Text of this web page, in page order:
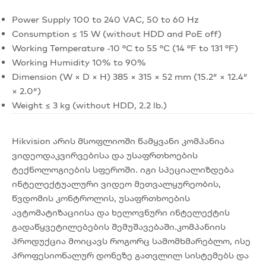
Power Supply 100 to 240 VAC, 50 to 60 Hz
Consumption ≤ 15 W (without HDD and PoE off)
Working Temperature -10 °C to 55 °C (14 °F to 131 °F)
Working Humidity 10% to 90%
Dimension (W × D × H) 385 × 315 × 52 mm (15.2″ × 12.4″
× 2.0″)
Weight ≤ 3 kg (without HDD, 2.2 lb.)
Hikvision არის მსოფლიოში წამყვანი კომპანია
ვიდეოდაკვირვებისა და უსაფრთხოების
ტექნოლოგიების სფეროში. იგი სპეციალიზდება
ინტელექტუალური ვიდეო მეთვალყურეობის,
წვდომის კონტროლის, უსაფრთხოების
ავტომატიზაციისა და ხელოვნური ინტელექტის
გადაწყვეტილებების შემუშავებაში.კომპანიის
პროდუქცია მოიცავს როგორც სამომხმარებლო, ისე
პროფესიონალურ დონეზე გათვლილ სისტემებს და